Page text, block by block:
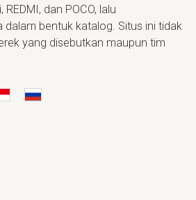
dan POCO, lalu
dalam bentuk katalog. Situs ini tidak
yang disebutkan maupun tim